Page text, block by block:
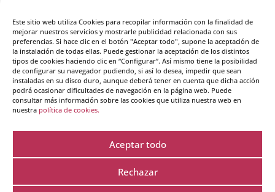
Este sitio web utiliza Cookies para recopilar información con la finalidad de
mejorar nuestros servicios y mostrarle publicidad relacionada con sus
preferencias. Si hace clic en el botón "Aceptar todo", supone la aceptación de
la instalación de todas ellas. Puede gestionar la aceptación de los distintos
tipos de cookies haciendo clic en “Configurar”. Así mismo tiene la posibilidad
de configurar su navegador pudiendo, si así lo desea, impedir que sean
instaladas en su disco duro, aunque deberá tener en cuenta que dicha acción
podrá ocasionar dificultades de navegación en la página web. Puede
consultar más información sobre las cookies que utiliza nuestra web en
nuestra política de cookies.
Aceptar todo
Rechazar
Para Todos
Iniciación a la inteligencia emocional.
Autorregulación Emocional.
Subscríbete a nuestro blog
Email